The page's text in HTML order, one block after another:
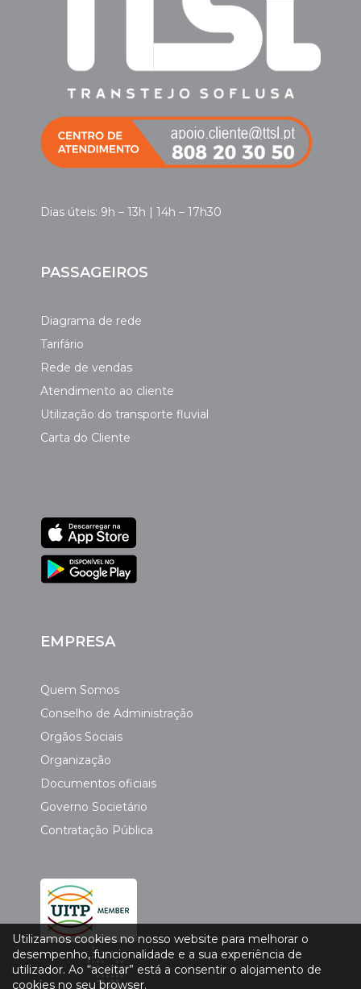
Dias úteis: 9h – 13h | 14h – 17h30
PASSAGEIROS
Diagrama de rede
Tarifário
Rede de vendas
Atendimento ao cliente
Utilização do transporte fluvial
Carta do Cliente
EMPRESA
Quem Somos
Conselho de Administração
Orgãos Sociais
Organização
Documentos oficiais
Governo Societário
Contratação Pública
Utilizamos cookies no nosso website para melhorar o
desempenho, funcionalidade e a sua experiência de
utilizador. Ao “aceitar” está a consentir o alojamento de
cookies no seu browser.